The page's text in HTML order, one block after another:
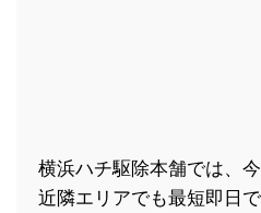
横浜ハチ駆除本舗では、
近隣エリアでも最短即日